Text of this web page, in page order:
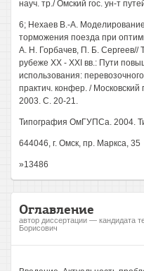
науч. тр./ Омский гос. ун-т
6; Нехаев В.-А.
торможения поезда при
А. Н. Горбачев, П. Б. Сергеев//
рубеже XX - XXI вв.: Пути
использования:
практич. конфер. /
2003. С. 20-21.
Типография ОмГУПСа. 2004.
644046, г. Омск, пр. Маркса, 35
»13486
Оглавление
автор диссертации — кандидата
Борисович